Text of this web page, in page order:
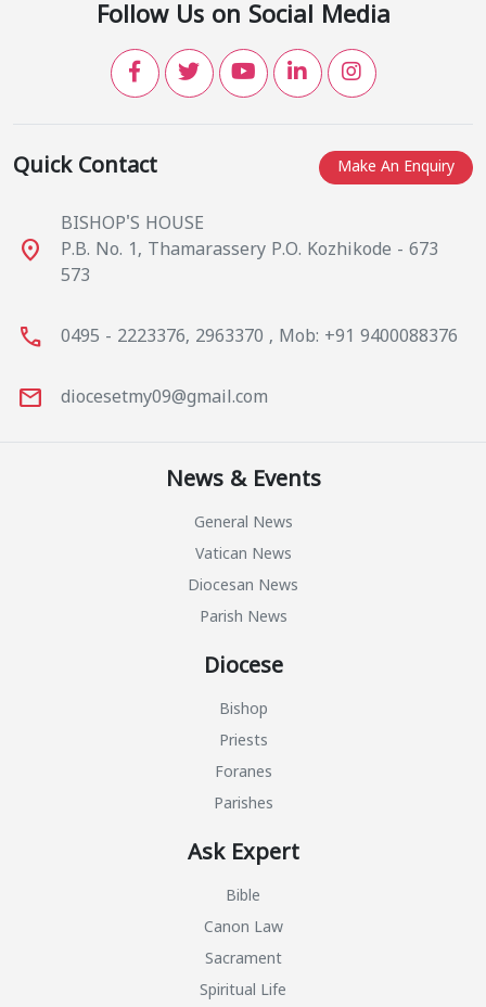
Follow Us on Social Media
Make An Enquiry
Quick Contact
place
BISHOP'S HOUSE
P.B. No. 1, Thamarassery P.O. Kozhikode - 673
573
call 0495 - 2223376, 2963370 , Mob: +91 9400088376
mail diocesetmy09@gmail.com
News & Events
General News
Vatican News
Diocesan News
Parish News
Diocese
Bishop
Priests
Foranes
Parishes
Ask Expert
Bible
Canon Law
Sacrament
Spiritual Life